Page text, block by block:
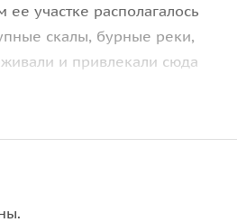
участке располагалось
скалы, бурные реки,
и привлекали сюда
Алании;